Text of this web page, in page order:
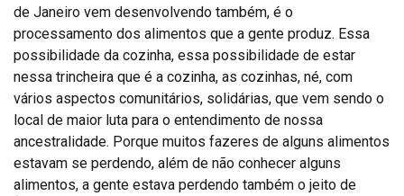
de Janeiro vem desenvolvendo também, é o
processamento dos alimentos que a gente produz. Essa
possibilidade da cozinha, essa possibilidade de estar
nessa trincheira que é a cozinha, as cozinhas, né, com
vários aspectos comunitários, solidárias, que vem sendo o
local de maior luta para o entendimento de nossa
ancestralidade. Porque muitos fazeres de alguns alimentos
estavam se perdendo, além de não conhecer alguns
alimentos, a gente estava perdendo também o jeito de